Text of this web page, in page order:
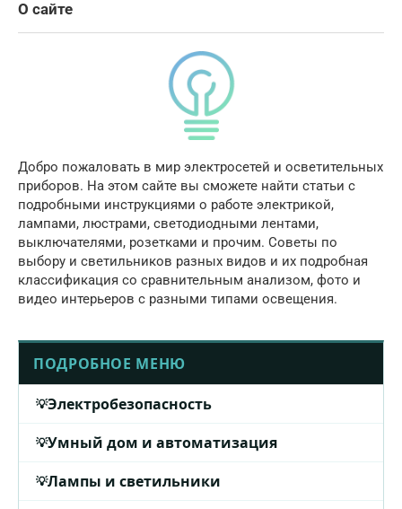
О сайте
Добро пожаловать в мир электросетей и осветительных
приборов. На этом сайте вы сможете найти статьи с
подробными инструкциями о работе электрикой,
лампами, люстрами, светодиодными лентами,
выключателями, розетками и прочим. Советы по
выбору и светильников разных видов и их подробная
классификация со сравнительным анализом, фото и
видео интерьеров с разными типами освещения.
ПОДРОБНОЕ МЕНЮ
Электробезопасность
Умный дом и автоматизация
Лампы и светильники